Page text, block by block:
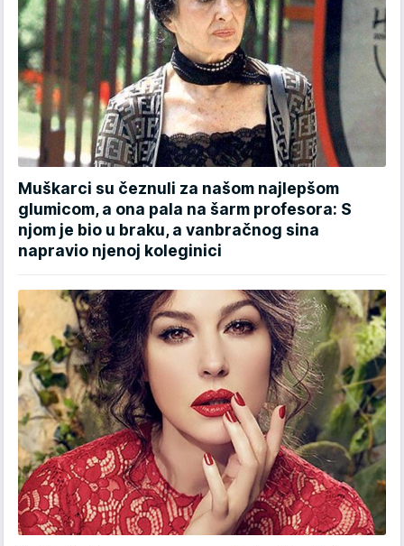
Muškarci su čeznuli za našom najlepšom
glumicom, a ona pala na šarm profesora: S
njom je bio u braku, a vanbračnog sina
napravio njenoj koleginici